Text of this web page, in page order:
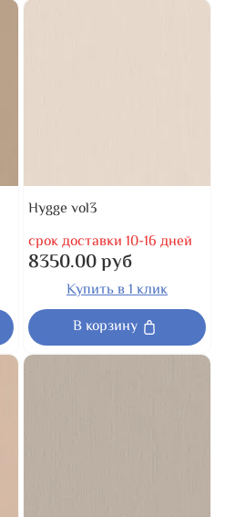
Hygge vol3
срок доставки 10-16 дней
8350.00 руб
Купить в 1 клик
В корзину